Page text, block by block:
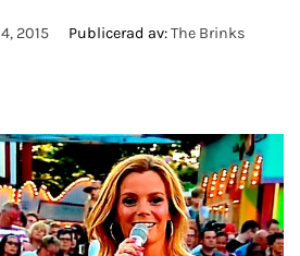
2015 Publicerad av:The Brinks